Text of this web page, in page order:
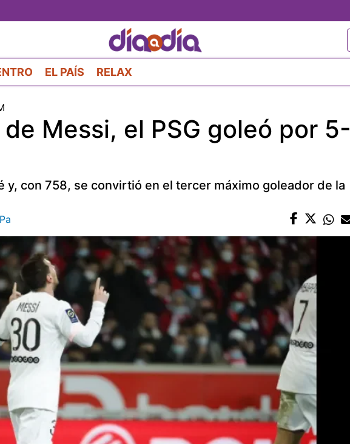
al
contenido
principal
EL PAÍS RELAX
Messi, el PSG goleó por 5-
y, con 758, se convirtió en el tercer máximo goleador de la